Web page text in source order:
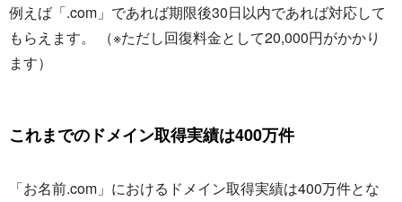
例えば「.com」であれば期限後30日以内であれば対応して
もらえます。 （※ただし回復料金として20,000円がかかり
ます）
これまでのドメイン取得実績は400万件
「お名前.com」におけるドメイン取得実績は400万件とな